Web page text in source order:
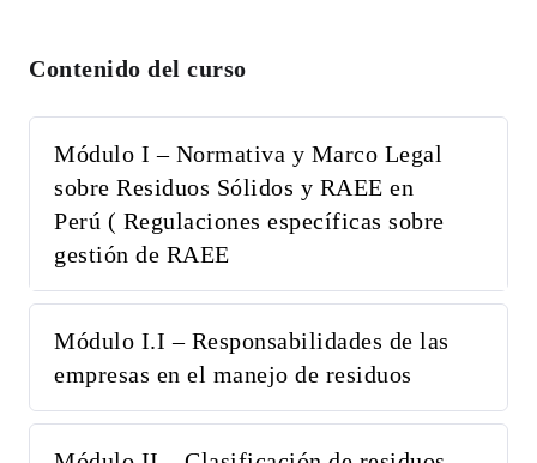
Contenido del curso
Módulo I – Normativa y Marco Legal
sobre Residuos Sólidos y RAEE en
Perú ( Regulaciones específicas sobre
gestión de RAEE
Módulo I.I – Responsabilidades de las
empresas en el manejo de residuos